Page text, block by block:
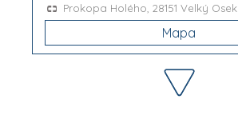
Prokopa Holého, 28151 Velký Osek
Mapa